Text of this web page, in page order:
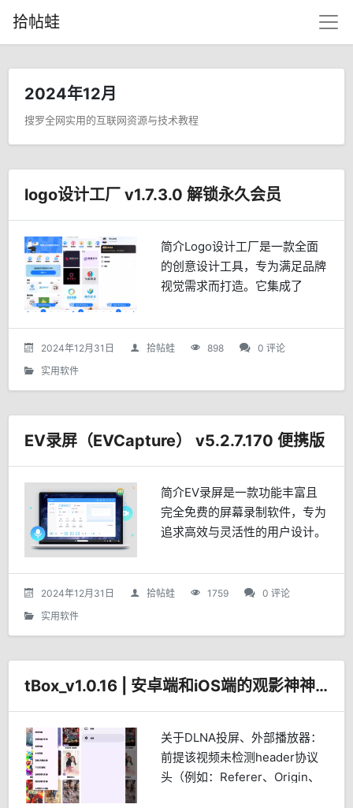
拾帖蛙
2024年12月
搜罗全网实用的互联网资源与技术教程
logo设计工厂 v1.7.3.0 解锁永久会员
简介Logo设计工厂是一款全面
的创意设计工具，专为满足品牌
视觉需求而打造。它集成了
作以及徽章构思等多种功能于一
身，旨在帮助用户轻松生成专业
2024年12月31日 拾帖蛙 898
0 评论
实用软件
EV录屏（EVCapture） v5.2.7.170 便携版
简介EV录屏是一款功能丰富且
完全免费的屏幕录制软件，专为
追求高效与灵活性的用户设计。
性录制，还兼容多摄像头输入，
并允许用户添加个性化的图片或
2024年12月31日 拾帖蛙 1759
0 评论
实用软件
tBox_v1.0.16 | 安卓端和iOS端的观影神神器
关于DLNA投屏、外部播放器：
前提该视频未检测header协议
头（例如：Referer、Origin、